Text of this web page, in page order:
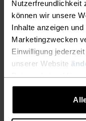
Nutzerfreundlichkeit
können wir unsere
Inhalte anzeigen
Marketingzwecken
Einwilligung
unserer Website
ER
ANGE
T WIE DER
MILIE!
AKTIVITÄTSART
ALLES MODERATE
Ski & Snow
SYNTHETISCH
Synthetisch - fühlt
aussergewöhnlich